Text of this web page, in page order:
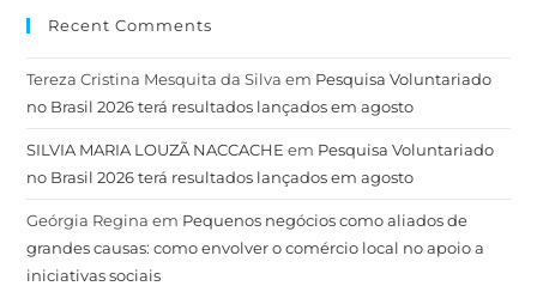
Recent Comments
Tereza Cristina Mesquita da Silva em Pesquisa Voluntariado
no Brasil 2026 terá resultados lançados em agosto
SILVIA MARIA LOUZÃ NACCACHE em Pesquisa Voluntariado
no Brasil 2026 terá resultados lançados em agosto
Geórgia Regina em Pequenos negócios como aliados de
grandes causas: como envolver o comércio local no apoio a
iniciativas sociais